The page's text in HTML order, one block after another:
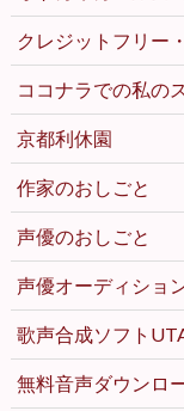
クレジットフリー
ココナラでの私の
京都利休園
作家のおしごと
声優のおしごと
声優オーディショ
歌声合成ソフト
無料音声ダウンロ